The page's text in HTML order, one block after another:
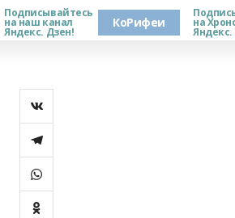
Подписывайтесь
на наш канал
Яндекс. Дзен!
КоРифеи на
Яндекс.